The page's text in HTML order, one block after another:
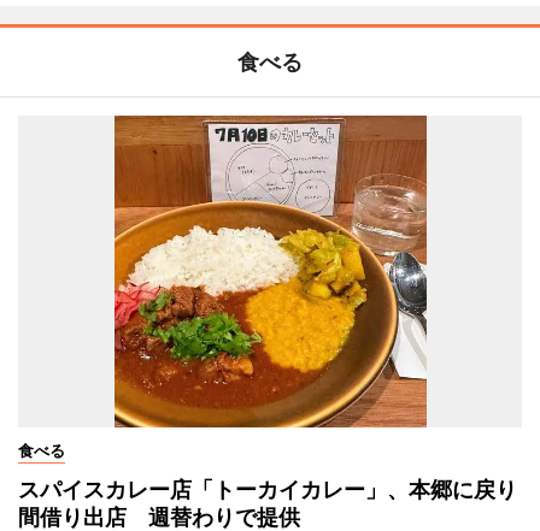
食べる
食べる
スパイスカレー店「トーカイカレー」、本郷に戻り
間借り出店 週替わりで提供